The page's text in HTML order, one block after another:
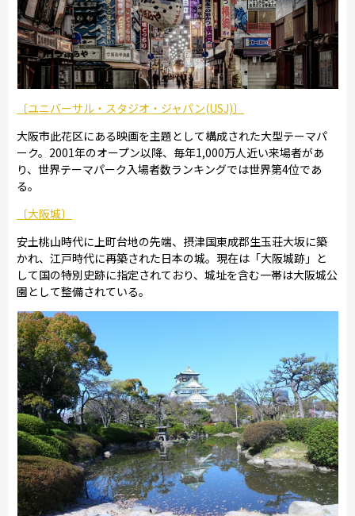
〔ユニバーサル・スタジオ・ジャパン(USJ)〕
大阪市此花区にある映画を主題として構成された大型テーマパ
ーク。2001年のオープン以降、毎年1,000万人近い来場者があ
り、世界テーマパーク入場者数ランキングでは世界第4位であ
る。
〔大阪城〕
安土桃山時代に上町台地の先端、摂津国東成郡生玉荘大坂に築
かれ、江戸時代に再築された日本の城。現在は「大阪城跡」と
して国の特別史跡に指定されており、城址を含む一帯は大阪城公
園として整備されている。